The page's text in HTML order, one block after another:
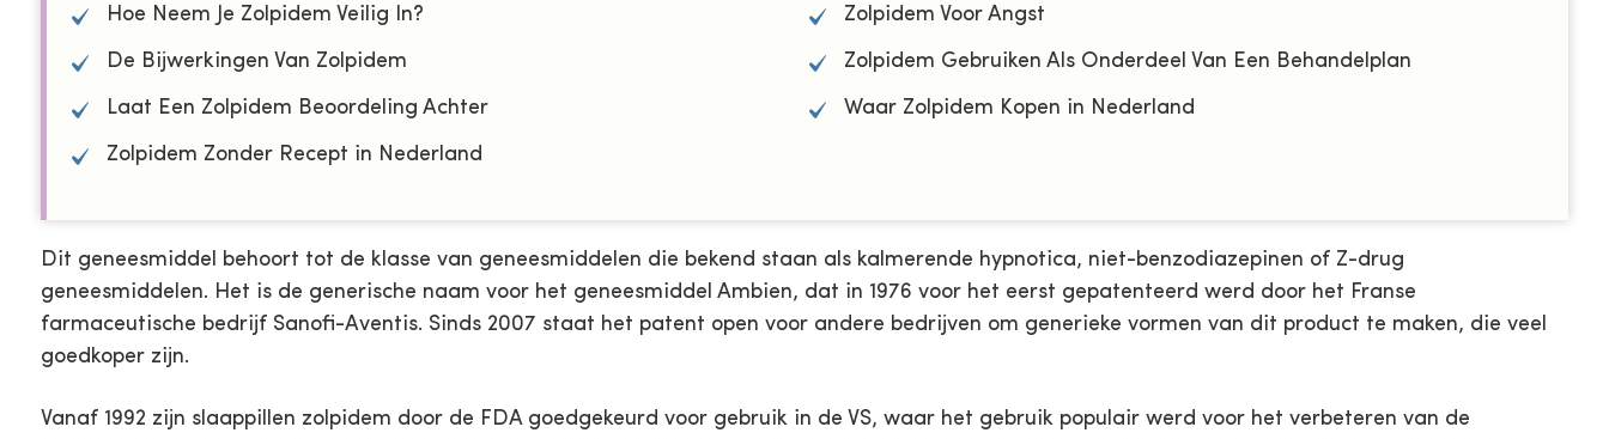
Hoe Neem Je Zolpidem Veilig In? Zolpidem Voor Angst
De Bijwerkingen Van Zolpidem Zolpidem Gebruiken Als Onderdeel Van Een Behandelplan
Laat Een Zolpidem Beoordeling Achter Waar Zolpidem Kopen in Nederland
Zolpidem Zonder Recept in Nederland
Dit geneesmiddel behoort tot de klasse van geneesmiddelen die bekend staan als kalmerende hypnotica, niet-benzodiazepinen of Z-drug
geneesmiddelen. Het is de generische naam voor het geneesmiddel Ambien, dat in 1976 voor het eerst gepatenteerd werd door het Franse
farmaceutische bedrijf Sanofi-Aventis. Sinds 2007 staat het patent open voor andere bedrijven om generieke vormen van dit product te maken, die veel
goedkoper zijn.
Vanaf 1992 zijn slaappillen zolpidem door de FDA goedgekeurd voor gebruik in de VS, waar het gebruik populair werd voor het verbeteren van de